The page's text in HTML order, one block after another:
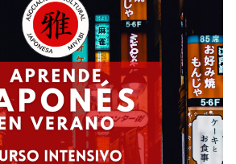
Japonesa
Japonesa
Japonesa